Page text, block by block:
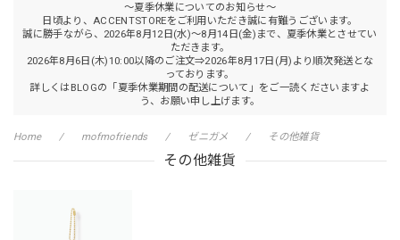
～夏季休業についてのお知らせ～
日頃より、ACCENTSTOREをご利用いただき誠に有難うございます。
誠に勝手ながら、2026年8月12日(水)～8月14日(金)まで、夏季休業とさせてい
ただきます。
2026年8月6日(木)10:00以降のご注文⇒2026年8月17日(月)より順次発送とな
っております。
詳しくはBLOGの「夏季休業期間の配送について」をご一読くださいますよ
う、お願い申し上げます。
Home mofmofriends ゼニガメ その他雑貨
その他雑貨